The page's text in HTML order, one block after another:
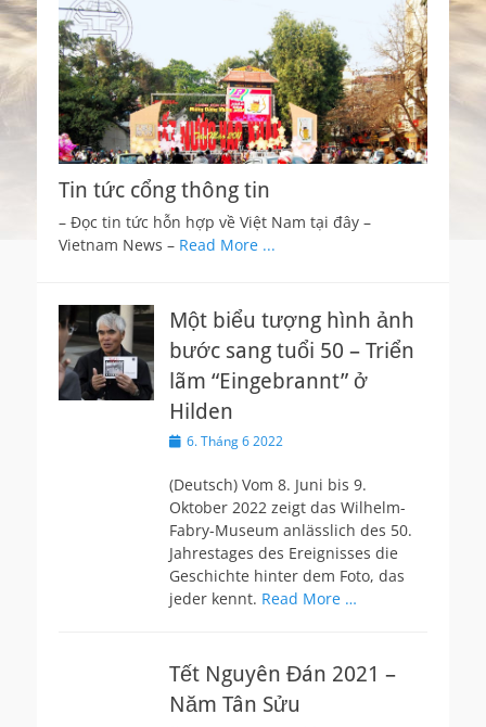
Tin tức cổng thông tin
– Đọc tin tức hỗn hợp về Việt Nam tại đây –
Vietnam News – Read More ...
Một biểu tượng hình ảnh
bước sang tuổi 50 – Triển
lãm “Eingebrannt” ở
Hilden
Posted6. Tháng 6 2022
(Deutsch) Vom 8. Juni bis 9.
Oktober 2022 zeigt das Wilhelm-
Fabry-Museum anlässlich des 50.
Jahrestages des Ereignisses die
Geschichte hinter dem Foto, das
jeder kennt. Read More …
Tết Nguyên Đán 2021 –
Năm Tân Sửu